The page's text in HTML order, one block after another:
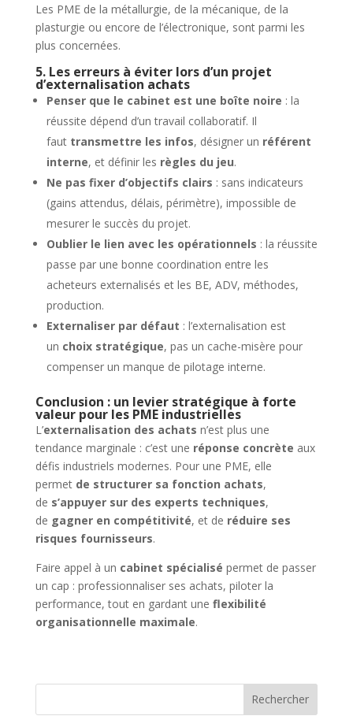
Les PME de la métallurgie, de la mécanique, de la
plasturgie ou encore de l’électronique, sont parmi les
plus concernées.
5. Les erreurs à éviter lors d’un projet
d’externalisation achats
Penser que le cabinet est une boîte noire : la
réussite dépend d’un travail collaboratif. Il
faut transmettre les infos, désigner un référent
interne, et définir les règles du jeu.
Ne pas fixer d’objectifs clairs : sans indicateurs
(gains attendus, délais, périmètre), impossible de
mesurer le succès du projet.
Oublier le lien avec les opérationnels : la réussite
passe par une bonne coordination entre les
acheteurs externalisés et les BE, ADV, méthodes,
production.
Externaliser par défaut : l’externalisation est
un choix stratégique, pas un cache-misère pour
compenser un manque de pilotage interne.
Conclusion : un levier stratégique à forte
valeur pour les PME industrielles
L’externalisation des achats n’est plus une
tendance marginale : c’est une réponse concrète aux
défis industriels modernes. Pour une PME, elle
permet de structurer sa fonction achats,
de s’appuyer sur des experts techniques,
de gagner en compétitivité, et de réduire ses
risques fournisseurs.
Faire appel à un cabinet spécialisé permet de passer
un cap : professionnaliser ses achats, piloter la
performance, tout en gardant une flexibilité
organisationnelle maximale.